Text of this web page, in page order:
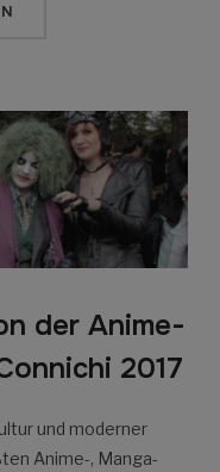
der Anime-
2017
und moderner
Anime-, Manga-